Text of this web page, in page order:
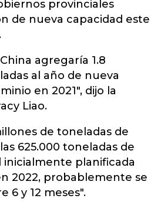
provinciales
de nueva capacidad este
agregaría 1.8
al año de nueva
en 2021", dijo la
Liao.
de toneladas de
625.000 toneladas de
inicialmente planificada
2022, probablemente se
6 y 12 meses".